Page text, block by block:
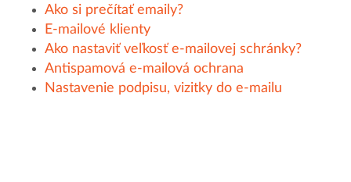
Ako si prečítať emaily?
E-mailové klienty
Ako nastaviť veľkosť e-mailovej schránky?
Antispamová e-mailová ochrana
Nastavenie podpisu, vizitky do e-mailu